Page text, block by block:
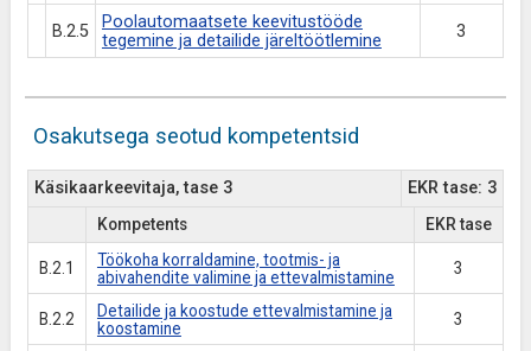
B.2.5
Poolautomaatsete keevitustööde
tegemine ja detailide järeltöötlemine
3
Osakutsega seotud kompetentsid
Käsikaarkeevitaja, tase 3 EKR tase: 3
Kompetents EKR tase
B.2.1
Töökoha korraldamine, tootmis- ja
abivahendite valimine ja ettevalmistamine
3
B.2.2
Detailide ja koostude ettevalmistamine ja
koostamine
3